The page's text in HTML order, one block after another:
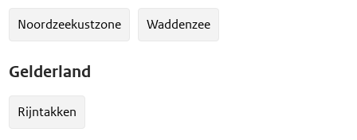
Noordzeekustzone Waddenzee
Gelderland
Rijntakken